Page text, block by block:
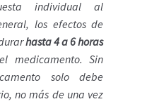
individual al
los efectos de
hasta 4 a 6 horas
medicamento. Sin
solo debe
no más de una vez